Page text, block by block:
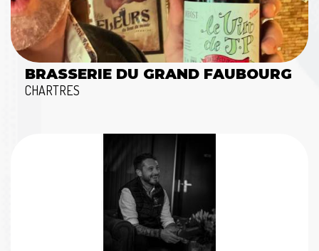
BRASSERIE DU GRAND FAUBOURG
CHARTRES